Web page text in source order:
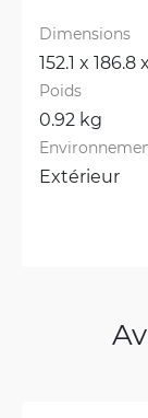
Dimensions
152.1 x 186.8
Poids
0.92 kg
Extérieur